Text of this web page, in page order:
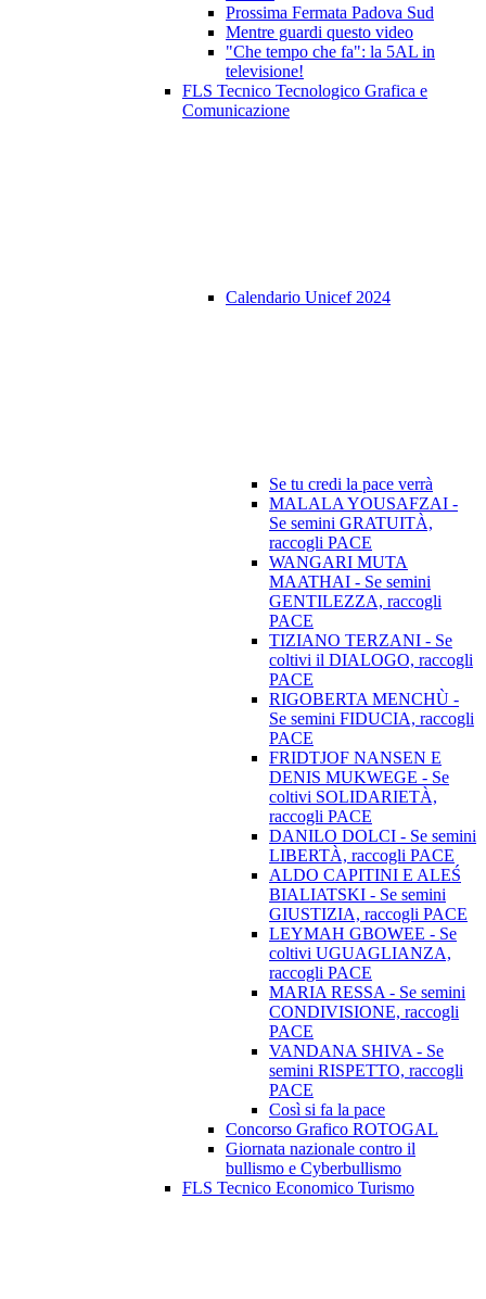
Prossima Fermata Padova Sud
Mentre guardi questo video
"Che tempo che fa": la 5AL in
televisione!
FLS Tecnico Tecnologico Grafica e
Comunicazione
Calendario Unicef 2024
Se tu credi la pace verrà
MALALA YOUSAFZAI -
Se semini GRATUITÀ,
raccogli PACE
WANGARI MUTA
MAATHAI - Se semini
GENTILEZZA, raccogli
PACE
TIZIANO TERZANI - Se
coltivi il DIALOGO, raccogli
PACE
RIGOBERTA MENCHÙ -
Se semini FIDUCIA, raccogli
PACE
FRIDTJOF NANSEN E
DENIS MUKWEGE - Se
coltivi SOLIDARIETÀ,
raccogli PACE
DANILO DOLCI - Se semini
LIBERTÀ, raccogli PACE
ALDO CAPITINI E ALEŚ
BIALIATSKI - Se semini
GIUSTIZIA, raccogli PACE
LEYMAH GBOWEE - Se
coltivi UGUAGLIANZA,
raccogli PACE
MARIA RESSA - Se semini
CONDIVISIONE, raccogli
PACE
VANDANA SHIVA - Se
semini RISPETTO, raccogli
PACE
Così si fa la pace
Concorso Grafico ROTOGAL
Giornata nazionale contro il
bullismo e Cyberbullismo
FLS Tecnico Economico Turismo